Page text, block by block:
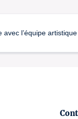
l’équipe